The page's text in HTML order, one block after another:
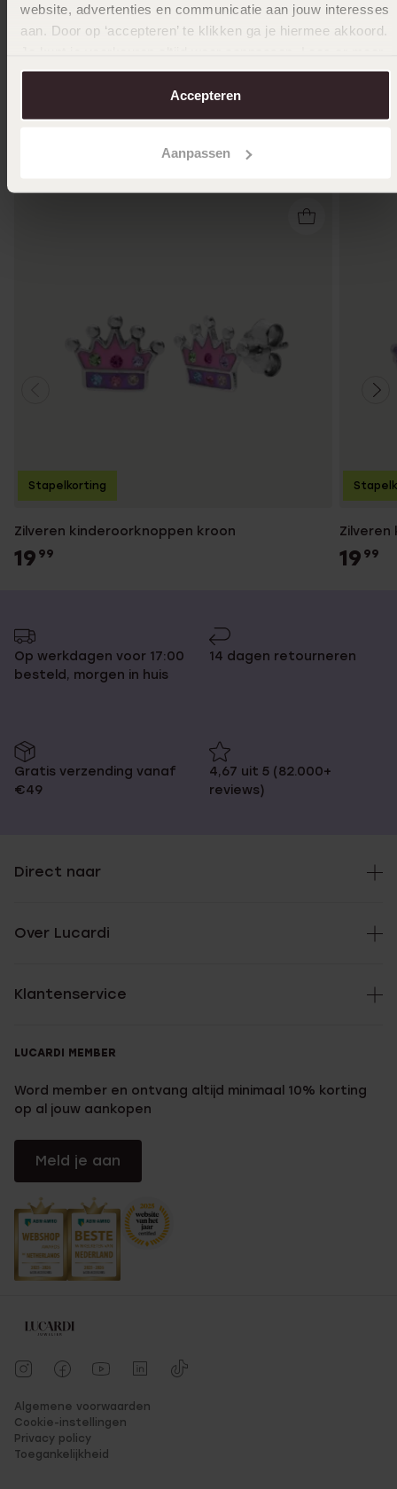
website, advertenties en communicatie aan jouw interesses
aan. Door op ‘accepteren’ te klikken ga je hiermee akkoord.
over in onscookiebeleid.
Accepteren
Aanpassen
2e gratis
Zilveren kinderoorknoppen kroon
19 99
Stapelkorting
Zilveren
19 99
Op werkdagen voor 17:00
besteld, morgen in huis
14 dagen retourneren
Gratis verzending vanaf
€49
4,67 uit 5 (82.000+
reviews)
Direct naar
Over Lucardi
Klantenservice
LUCARDI MEMBER
Word member en ontvang altijd minimaal 10% korting
op al jouw aankopen
Meld je aan
Algemene voorwaarden
Cookie-instellingen
Privacy policy
Toegankelijkheid